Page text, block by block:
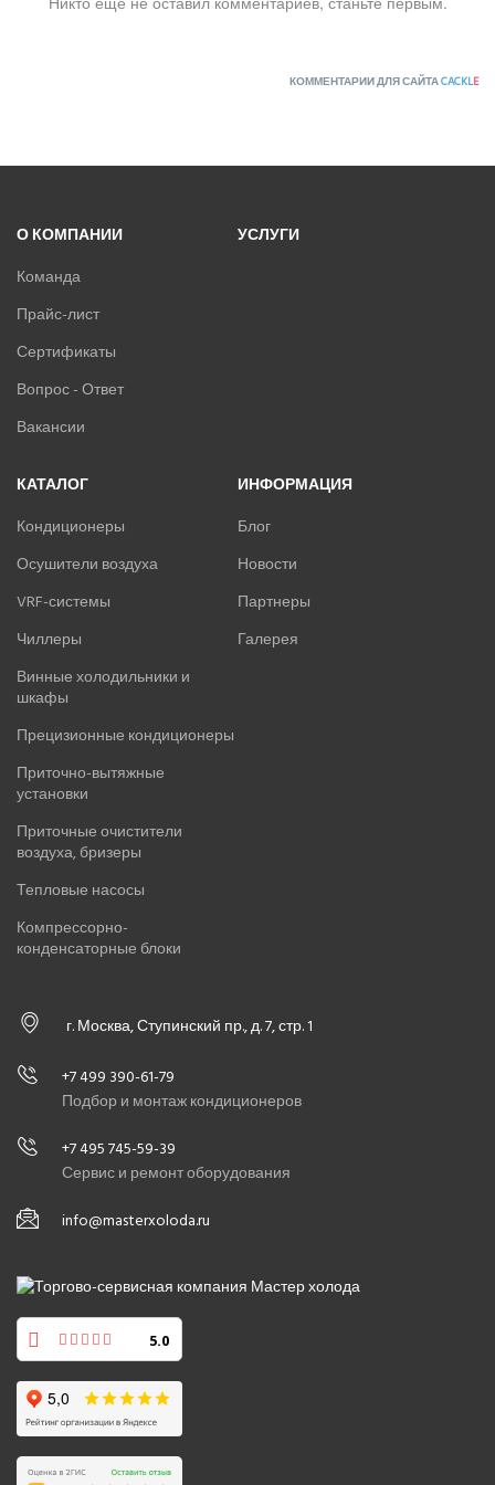
КОММЕНТАРИИ ДЛЯ САЙТАCACKLE
О КОМПАНИИ
Команда
Прайс-лист
Сертификаты
Вопрос - Ответ
Вакансии
УСЛУГИ
КАТАЛОГ
Кондиционеры
Осушители воздуха
VRF-системы
Чиллеры
Винные холодильники и
шкафы
Прецизионные кондиционеры
Приточно-вытяжные
установки
Приточные очистители
воздуха, бризеры
Тепловые насосы
Компрессорно-
конденсаторные блоки
ИНФОРМАЦИЯ
Блог
Новости
Партнеры
Галерея
г. Москва, Ступинский пр., д. 7, стр. 1
+7 499 390-61-79
Подбор и монтаж кондиционеров
+7 495 745-59-39
Сервис и ремонт оборудования
info@masterxoloda.ru
5.0